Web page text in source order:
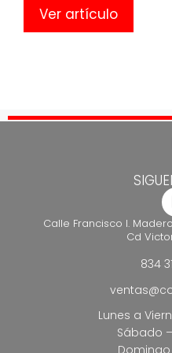
Ver artículo
Calle Francisco I.
Cd
834
Lunes a
Sábado